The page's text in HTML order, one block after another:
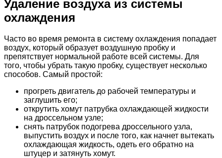
Удаление воздуха из системы
охлаждения
Часто во время ремонта в систему охлаждения попадает
воздух, который образует воздушную пробку и
препятствует нормальной работе всей системы. Для
того, чтобы убрать такую пробку, существует несколько
способов. Самый простой:
прогреть двигатель до рабочей температуры и
заглушить его;
открутить хомут патрубка охлаждающей жидкости
на дроссельном узле;
снять патрубок подогрева дроссельного узла,
выпустить воздух и после того, как начнет вытекать
охлаждающая жидкость, одеть его обратно на
штуцер и затянуть хомут.